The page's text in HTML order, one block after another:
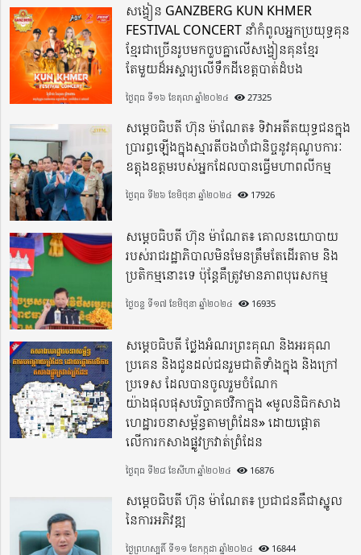
សង្វៀន GANZBERG KUN KHMER
FESTIVAL CONCERT នាំកំពូលអ្នកប្រយុទ្ធគុន
ខ្មែរជាច្រើនរូបមកចួបគ្នាលើសង្វៀនគុនខ្មែរ
តែមួយដ៏អស្ចារ្យលើទឹកដីខេត្តបាត់ដំបង
ថ្ងៃពុធ ទី១៦ ខែតុលា ឆ្នាំ២០២៤ 27325
សម្តេចធិបតី ហ៊ុន ម៉ាណែត៖ ទិវាអតីតយុទ្ធជនក្នុង
ប្រារព្ធឡើងក្នុងស្មារតីចងចាំជានិច្ចនូវគុណូបការៈ
ឧត្តុងឧត្តមរបស់អ្នកដែលបានធ្វើមហាពលីកម្ម
ថ្ងៃពុធ ទី២៦ ខែមិថុនា ឆ្នាំ២០២៤ 17926
សម្តេចធិបតី ហ៊ុន ម៉ាណែត៖ គោលនយោបាយ
របស់រាជរដ្ឋាភិបាលមិនមែនត្រឹមតែដើរតាម និង
ប្រតិកម្មនោះទេ ប៉ុន្តែគឺត្រូវមានភាពបុរេសកម្ម
ថ្ងៃចន្ទ ទី១៧ ខែមិថុនា ឆ្នាំ២០២៤ 16935
សម្តេចធិបតី ថ្លែងអំណរព្រះគុណ និងអរគុណ
ប្រគេន និងជូនដល់ជនរួមជាតិទាំងក្នុង​ និងក្រៅ
ប្រទេស​ ដែលបានចូលរួមចំណែក
យ៉ាងផុលផុសបរិច្ចាគថវិកាក្នុង «មូលនិធិកសាង
ហេដ្ឋារចនាសម្ព័ន្ធតាមព្រំដែន» ដោយផ្ដោត
លើការកសាងផ្លូវក្រវាត់ព្រំដែន
ថ្ងៃពុធ ទី២៨ ខែសីហា ឆ្នាំ២០២៤ 16876
សម្តេចធិបតី ហ៊ុន ម៉ាណែត៖ ប្រជាជនគឺជាស្នូល
នៃការអភិវឌ្ឍ
ថ្ងៃព្រហស្បតិ៍ ទី១១ ខែកក្កដា ឆ្នាំ២០២៤ 16844